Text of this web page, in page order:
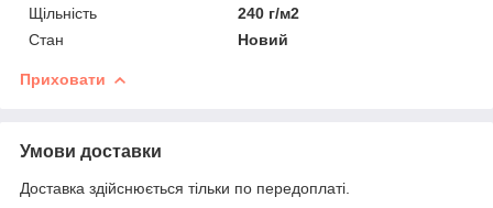
Щільність
240 г/м2
Стан
Новий
Приховати
Умови доставки
Доставка здійснюється тільки по передоплаті.